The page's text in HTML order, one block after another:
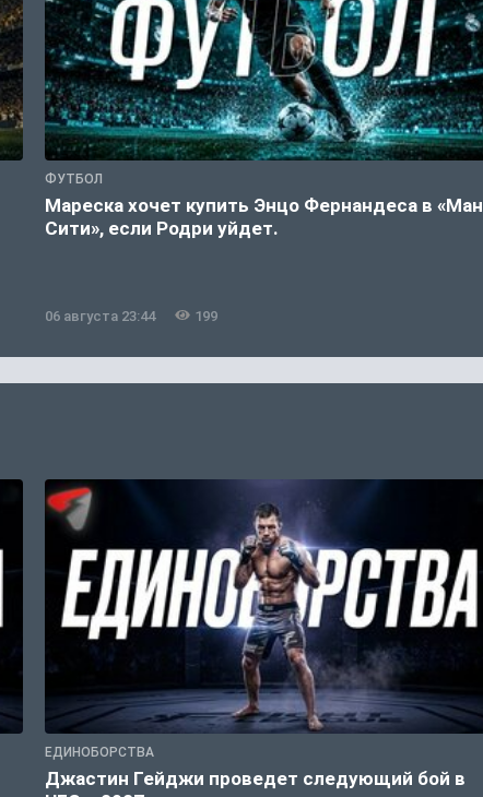
ФУТБОЛ
Мареска хочет купить Энцо Фернандеса в «Ман
Сити», если Родри уйдет.
06 августа 23:44 199
ЕДИНОБОРСТВА
Джастин Гейджи проведет следующий бой в